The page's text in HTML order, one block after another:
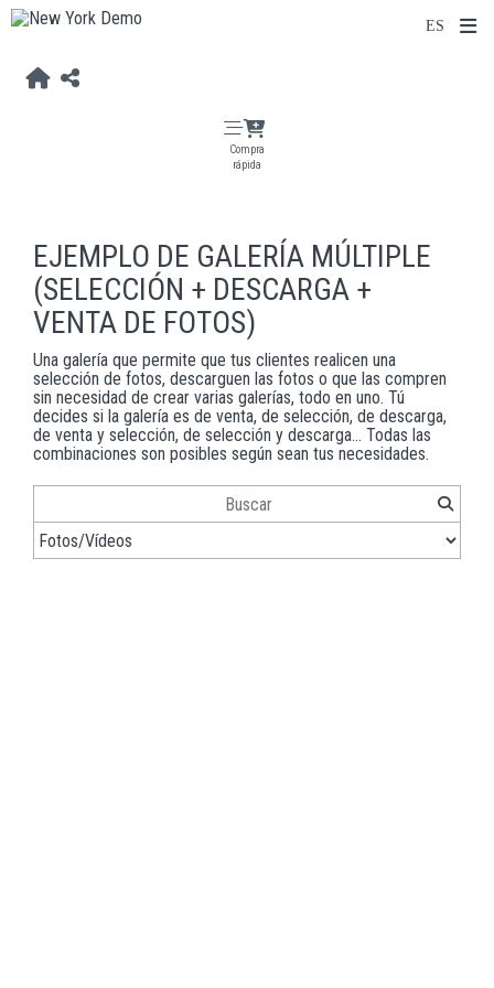
Compra
rápida
EJEMPLO DE GALERÍA MÚLTIPLE
(SELECCIÓN + DESCARGA +
VENTA DE FOTOS)
Una galería que permite que tus clientes realicen una
selección de fotos, descarguen las fotos o que las compren
sin necesidad de crear varias galerías, todo en uno. Tú
decides si la galería es de venta, de selección, de descarga,
de venta y selección, de selección y descarga... Todas las
combinaciones son posibles según sean tus necesidades.